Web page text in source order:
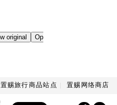
置赐旅行商品站点 置赐网络商店